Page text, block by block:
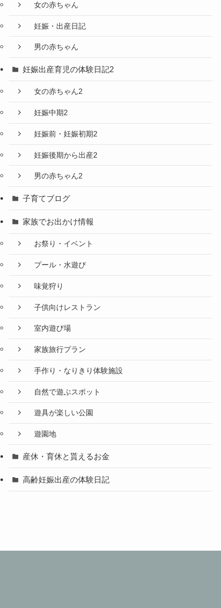
女の赤ちゃん
妊娠・出産日記
男の赤ちゃん
妊娠出産育児の体験日記2
女の赤ちゃん2
妊娠中期2
妊娠前・妊娠初期2
妊娠後期から出産2
男の赤ちゃん2
子育てブログ
家族でお出かけ情報
お祭り・イベント
プール・水遊び
味覚狩り
子供向けレストラン
室内遊び場
家族旅行プラン
手作り・なりきり体験施設
自然で遊ぶスポット
遊具が楽しい公園
遊園地
産休・育休と貰えるお金
高齢妊娠出産の体験日記